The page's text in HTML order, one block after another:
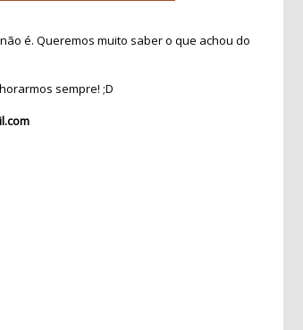
é. Queremos muito saber o que achou do
sempre! ;D